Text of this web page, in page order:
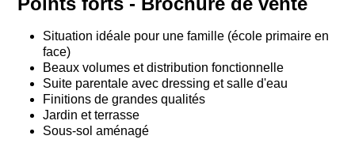
Situation idéale pour une famille (école primaire en
face)
Beaux volumes et distribution fonctionnelle
Suite parentale avec dressing et salle d'eau
Finitions de grandes qualités
Jardin et terrasse
Sous-sol aménagé